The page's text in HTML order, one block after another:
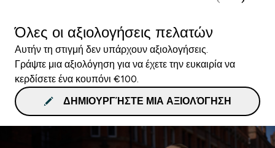
Όλες οι αξιολογήσεις πελατών
Αυτήν τη στιγμή δεν υπάρχουν αξιολογήσεις.
Γράψτε μια αξιολόγηση για να έχετε την ευκαιρία να
κερδίσετε ένα κουπόνι €100.
ΔΗΜΙΟΥΡΓΉΣΤΕ ΜΙΑ ΑΞΙΟΛΌΓΗΣΗ